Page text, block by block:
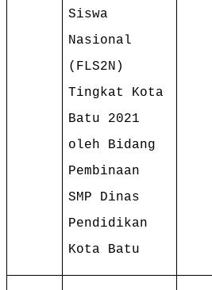
Siswa
Nasional
(FLS2N)
Tingkat Kota
Batu 2021
oleh Bidang
Pembinaan
SMP Dinas
Pendidikan
Kota Batu